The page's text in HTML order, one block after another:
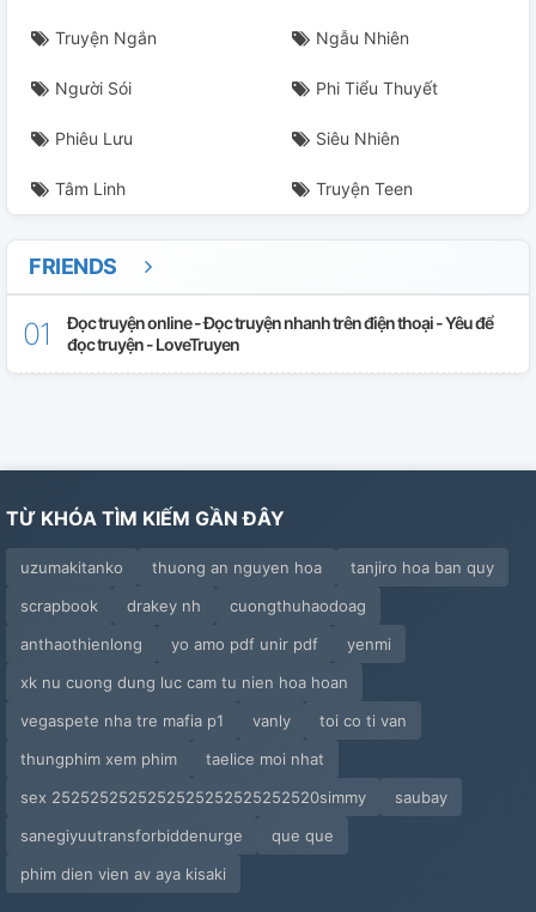
Hoàng Dung Tập Hợp
Phần Không Tên 30
Nữ Hiệp Dã Sử
Hoàng Dung Dâm Đãng Sử Mới Nhất 1-27
Tương Dương Hiệp Nữ Tình Truyền 1-27
Giang Hồ Nghiệt Duyên
Phóng Túng Nữ Gia Cát Cải Biên
Thần Điêu Hiệp Xanh Biếc
Tương Dương Hiệp Nữ Tình Truyền
【 Hoàng Dung Cùng Quách Phá Lỗ 】1-5
【 Thần Điêu Hiệp Xanh Biếc 】
Hoắc Đô Tiểu Thiếp Chi Nữ Hiệp Hoàng Dung
Truyện Ngắn Ngẫu Nhiên
Người Sói Phi Tiểu Thuyết
Phiêu Lưu Siêu Nhiên
Tâm Linh Truyện Teen
FRIENDS
Đọc truyện online - Đọc truyện nhanh trên điện thoại - Yêu để
đọc truyện - LoveTruyen
TỪ KHÓA TÌM KIẾM GẦN ĐÂY
uzumakitanko thuong an nguyen hoa
tanjiro hoa ban quy
scrapbook
drakey nh
cuongthuhaodoag
anthaothienlong
yo amo pdf unir pdf
yenmi
xk nu cuong dung luc cam tu nien hoa hoan
vegaspete nha tre mafia p1
vanly
toi co ti van
thungphim xem phim
taelice moi nhat
sex 2525252525252525252525252520simmy
saubay
sanegiyuutransforbiddenurge
que que
phim dien vien av aya kisaki